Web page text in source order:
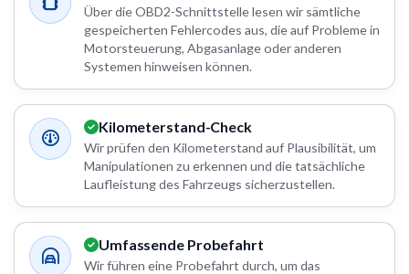
Über die OBD2-Schnittstelle lesen wir sämtliche
gespeicherten Fehlercodes aus, die auf Probleme in
Motorsteuerung, Abgasanlage oder anderen
Systemen hinweisen können.
Kilometerstand-Check
Wir prüfen den Kilometerstand auf Plausibilität, um
Manipulationen zu erkennen und die tatsächliche
Laufleistung des Fahrzeugs sicherzustellen.
Umfassende Probefahrt
Wir führen eine Probefahrt durch, um das